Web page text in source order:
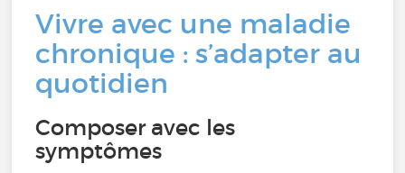
Vivre avec une maladie
chronique : s’adapter au
quotidien
Composer avec les
symptômes